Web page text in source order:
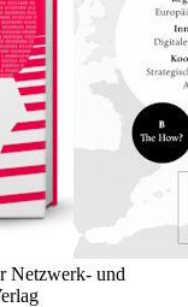
Netzwerk- und